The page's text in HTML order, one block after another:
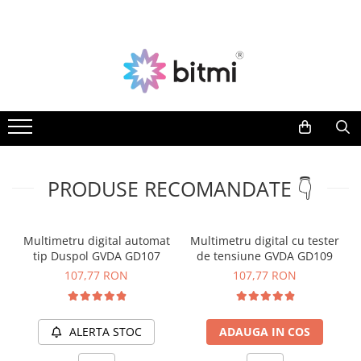
Aparate de Masura si Control
Multimetre Digitale
Clampmetre Digitale
Testere Rezistenta Izolatie
Nivele Laser
Telemetre Laser
Creioane de Tensiune
Detectoare de Gaze
Camere Endoscopice
ARDUINO
BITMI
BENETECH
DASQUA
EVE
FLUKE
HAYEAR
HUEPAR
PRODUSE RECOMANDATE 👇
Multimetru digital automat
tip Duspol GVDA GD107
107,77 RON
ALERTA STOC
Multimetru digital cu tester
de tensiune GVDA GD109
107,77 RON
ADAUGA IN COS